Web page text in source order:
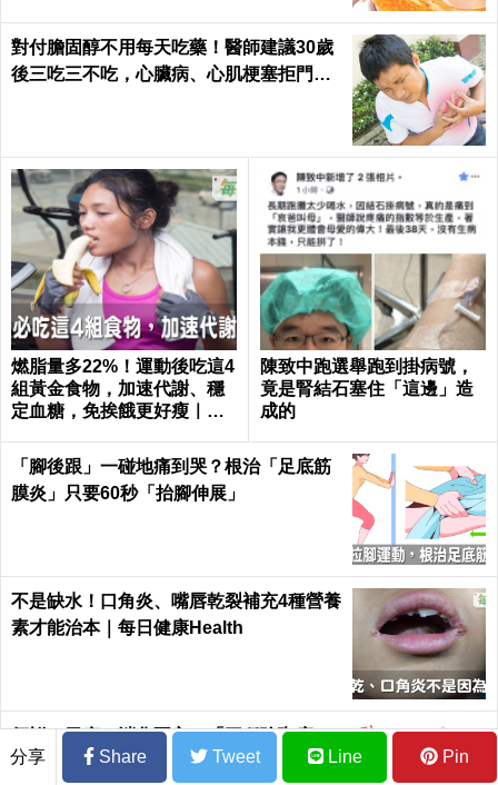
對付膽固醇不用每天吃藥！醫師建議30歲
後三吃三不吃，心臟病、心肌梗塞拒門外
燃脂量多22%！運動後吃這4
組黃金食物，加速代謝、穩
定血糖，免挨餓更好瘦｜每
陳致中跑選舉跑到掛病號，
竟是腎結石塞住「這邊」造
成的
「腳後跟」一碰地痛到哭？根治「足底筋
膜炎」只要60秒「抬腳伸展」
不是缺水！口角炎、嘴唇乾裂補充4種營養
素才能治本｜每日健康Health
便祕、胃痛、消化不良？「三種瑜珈療
法」胃腸疾病通通一網打進！持久不復
分享 Share Tweet Line Pin